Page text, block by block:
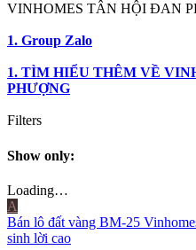
VINHOMES TÂN HỘI ĐAN
1. Group Zalo
1. TÌM HIỂU THÊM VỀ
PHƯỢNG
Filters
Show only:
Loading…
A
Bán lô đất vàng BM-25
sinh lời cao